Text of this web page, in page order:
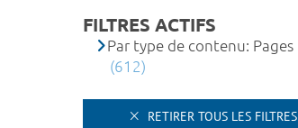
FILTRES ACTIFS
Par type de contenu: Pages
(612)
RETIRER TOUS LES FILTRES